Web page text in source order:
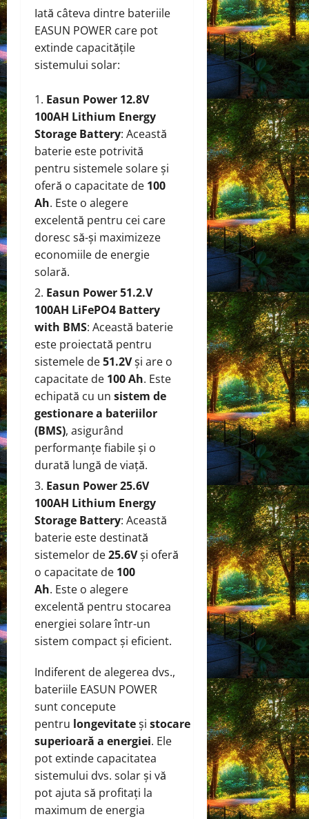
Iată câteva dintre bateriile
EASUN POWER care pot
extinde capacitățile
sistemului solar:
Easun Power 12.8V
100AH Lithium Energy
Storage Battery: Această
baterie este potrivită
pentru sistemele solare și
oferă o capacitate de 100
Ah. Este o alegere
excelentă pentru cei care
doresc să-și maximizeze
economiile de energie
solară.
Easun Power 51.2.V
100AH LiFePO4 Battery
with BMS: Această baterie
este proiectată pentru
sistemele de51.2Vși are o
capacitate de 100 Ah. Este
echipată cu un sistem de
gestionare a bateriilor
(BMS), asigurând
performanțe fiabile și o
durată lungă de viață.
Easun Power 25.6V
100AH Lithium Energy
Storage Battery: Această
baterie este destinată
sistemelor de25.6Vși oferă
o capacitate de 100
Ah. Este o alegere
excelentă pentru stocarea
energiei solare într-un
sistem compact și eficient.
Indiferent de alegerea dvs.,
bateriile EASUN POWER
sunt concepute
pentru longevitateși stocare
superioară a energiei. Ele
pot extinde capacitatea
sistemului dvs. solar și vă
pot ajuta să profitați la
maximum de energia